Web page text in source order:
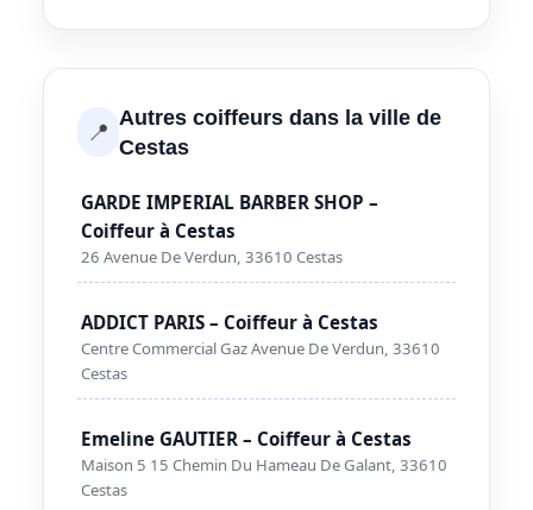
📍 Autres coiffeurs dans la ville de
Cestas
GARDE IMPERIAL BARBER SHOP –
Coiffeur à Cestas
26 Avenue De Verdun, 33610 Cestas
ADDICT PARIS – Coiffeur à Cestas
Centre Commercial Gaz Avenue De Verdun, 33610
Cestas
Emeline GAUTIER – Coiffeur à Cestas
Maison 5 15 Chemin Du Hameau De Galant, 33610
Cestas